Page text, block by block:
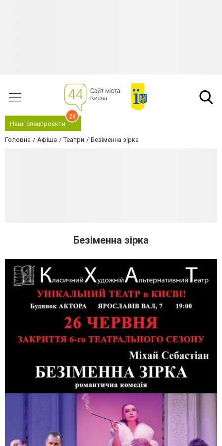
Наші спецпроєкти
23
Головна Афіша Театри Безіменна зірка
Безіменна зірка